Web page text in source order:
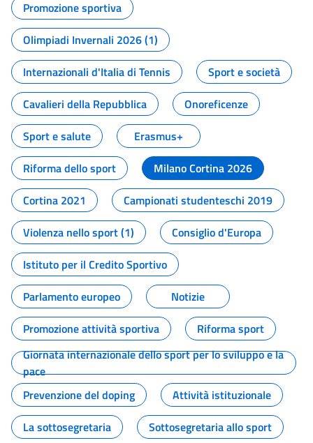
Promozione sportiva
Olimpiadi Invernali 2026 (1)
Internazionali d'Italia di Tennis
Sport e società
Cavalieri della Repubblica
Onoreficenze
Sport e salute
Erasmus+
Riforma dello sport
Milano Cortina 2026
Cortina 2021
Campionati studenteschi 2019
Violenza nello sport (1)
Consiglio d'Europa
Istituto per il Credito Sportivo
Parlamento europeo
Notizie
Promozione attività sportiva
Riforma sport
Giornata internazionale dello sport per lo sviluppo e la
pace
Prevenzione del doping
Attività istituzionale
La sottosegretaria
Sottosegretaria allo sport